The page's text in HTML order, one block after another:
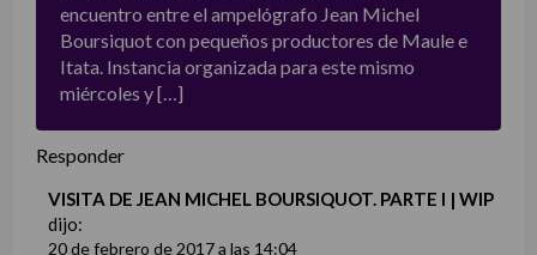
encuentro entre el ampelógrafo Jean Michel
Boursiquot con pequeños productores de Maule e
Itata. Instancia organizada para este mismo
miércoles y […]
Responder
VISITA DE JEAN MICHEL BOURSIQUOT. PARTE I | WIP
dijo:
20 de febrero de 2017 a las 14:04